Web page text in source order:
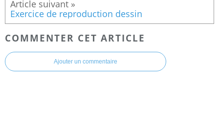
Exercice de reproduction dessin
COMMENTER CET ARTICLE
Ajouter un commentaire